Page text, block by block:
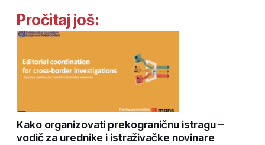
Pročitaj još:
Kako organizovati prekograničnu istragu –
vodič za urednike i istraživačke novinare